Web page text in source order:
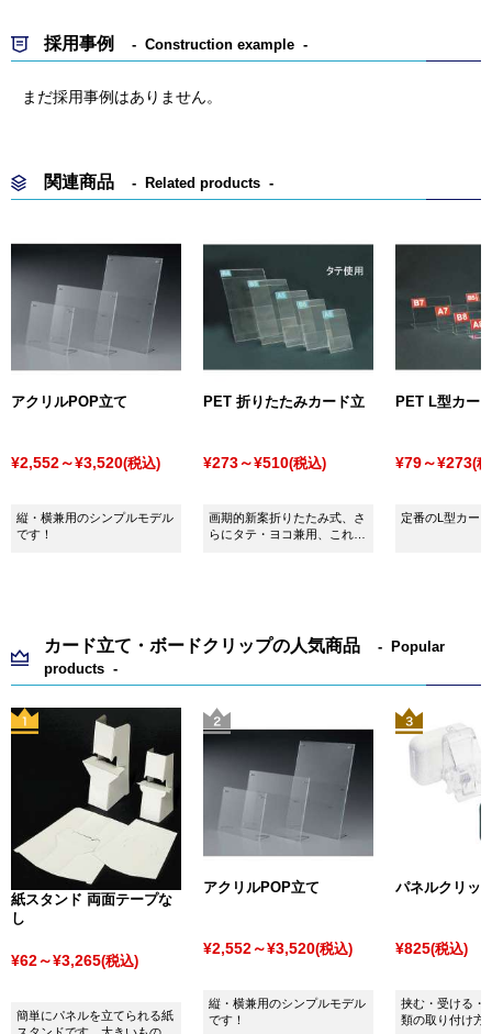
採用事例 Construction example
まだ採用事例はありません。
関連商品 Related products
アクリルPOP立て
¥2,552～¥3,520(税込)
縦・横兼用のシンプルモデル
です！
PET 折りたたみカード立
¥273～¥510(税込)
画期的新案折りたたみ式、さ
らにタテ・ヨコ兼用、これは
PET L型カー
¥79～¥273(
定番のL型カー
カード立て・ボードクリップの人気商品
Popular
products
紙スタンド 両面テープな
し
¥62～¥3,265(税込)
簡単にパネルを立てられる紙
アクリルPOP立て
¥2,552～¥3,520(税込)
縦・横兼用のシンプルモデル
です！
パネルクリッ
¥825(税込)
挟む・受ける・
類の取り付け方